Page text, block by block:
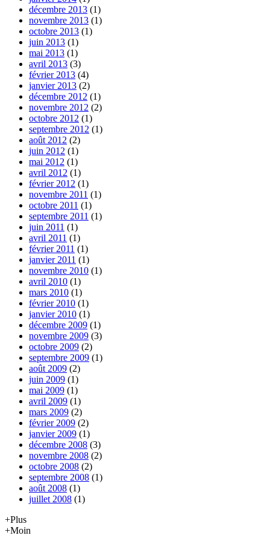
décembre 2013 (1)
novembre 2013 (1)
octobre 2013 (1)
juin 2013 (1)
mai 2013 (1)
avril 2013 (3)
février 2013 (4)
janvier 2013 (2)
décembre 2012 (1)
novembre 2012 (2)
octobre 2012 (1)
septembre 2012 (1)
août 2012 (2)
juin 2012 (1)
mai 2012 (1)
avril 2012 (1)
février 2012 (1)
novembre 2011 (1)
octobre 2011 (1)
septembre 2011 (1)
juin 2011 (1)
avril 2011 (1)
février 2011 (1)
janvier 2011 (1)
novembre 2010 (1)
avril 2010 (1)
mars 2010 (1)
février 2010 (1)
janvier 2010 (1)
décembre 2009 (1)
novembre 2009 (3)
octobre 2009 (2)
septembre 2009 (1)
août 2009 (2)
juin 2009 (1)
mai 2009 (1)
avril 2009 (1)
mars 2009 (2)
février 2009 (2)
janvier 2009 (1)
décembre 2008 (3)
novembre 2008 (2)
octobre 2008 (2)
septembre 2008 (1)
août 2008 (1)
juillet 2008 (1)
+Plus
+Moin